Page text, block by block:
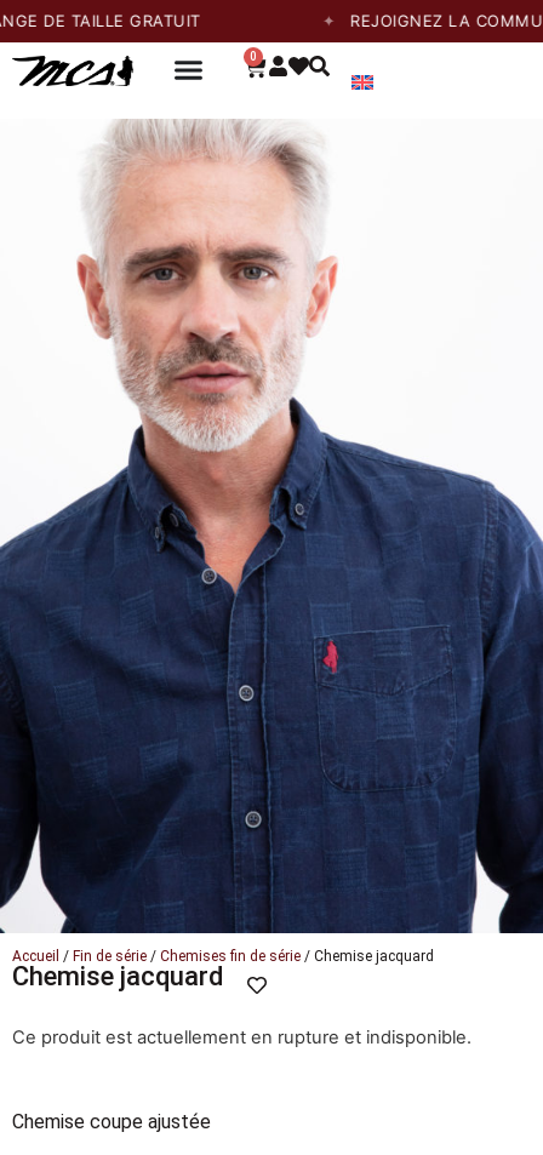
GRATUIT REJOIGNEZ LA
0
Accueil / Fin de série / Chemises fin de série / Chemise jacquard
Chemise jacquard
Ce produit est actuellement en rupture et indisponible.
Chemise coupe ajustée